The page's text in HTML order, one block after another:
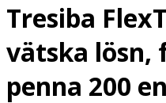
Tresiba
vätska lösn,
penna 200